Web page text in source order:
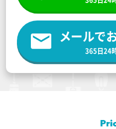
メールで
365日24